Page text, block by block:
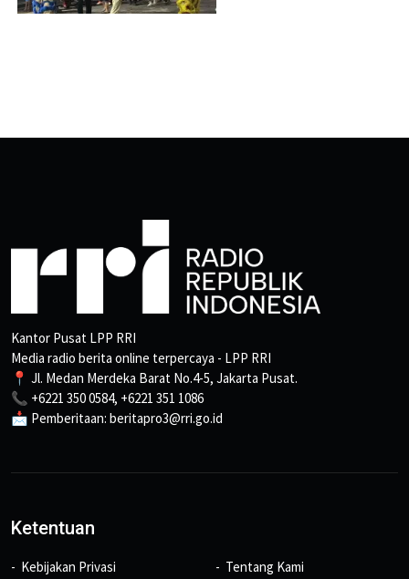
Kantor Pusat LPP RRI
Media radio berita online terpercaya - LPP RRI
📍 Jl. Medan Merdeka Barat No.4-5, Jakarta Pusat.
📞 +6221 350 0584, +6221 351 1086
📩 Pemberitaan: beritapro3@rri.go.id
Ketentuan
Kebijakan Privasi
Tentang Kami